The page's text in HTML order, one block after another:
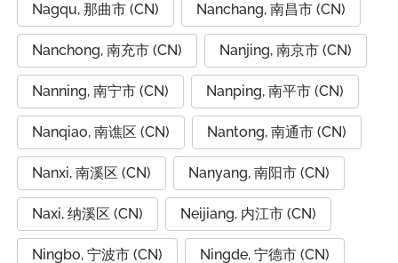
Nagqu, 那曲市 (CN) Nanchang, 南昌市 (CN)
Nanchong, 南充市 (CN) Nanjing, 南京市 (CN)
Nanning, 南宁市 (CN) Nanping, 南平市 (CN)
Nanqiao, 南谯区 (CN) Nantong, 南通市 (CN)
Nanxi, 南溪区 (CN) Nanyang, 南阳市 (CN)
Naxi, 纳溪区 (CN) Neijiang, 内江市 (CN)
Ningbo, 宁波市 (CN) Ningde, 宁德市 (CN)